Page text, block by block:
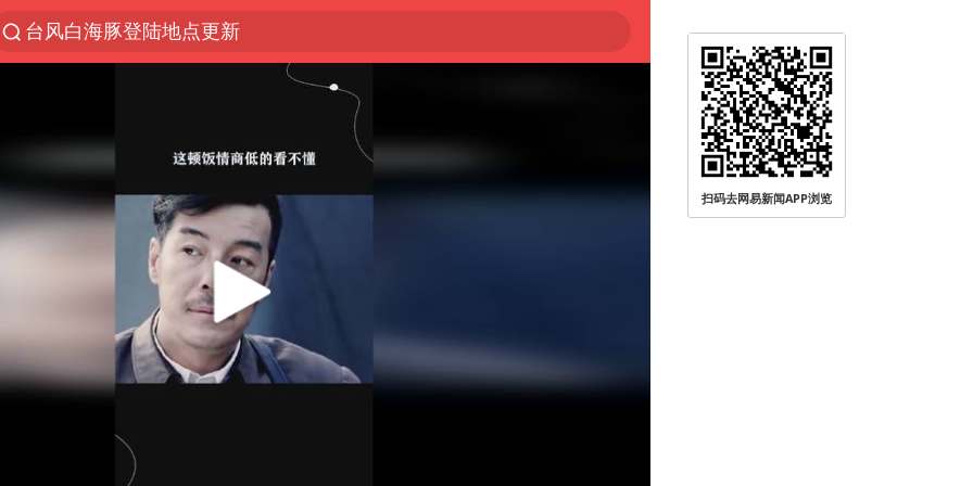
台风白海豚登陆地点更新
以“新”破局 首发经济点亮城市消费活力
佛得角门将亮相智利俱乐部主场
宇树科技发行价格150.80元/股
看守所辅警收受10万获刑1年
宇树科技王兴兴身家有望超200亿元
五粮液渠道价一箱上涨近百元
CIA被曝已秘密设立古巴工作组
U17国足1分钟轰2球
扫码去网易新闻APP浏览